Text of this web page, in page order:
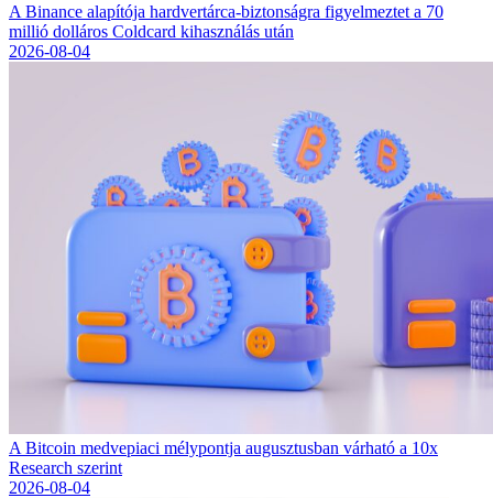
A Binance alapítója hardvertárca-biztonságra figyelmeztet a 70
millió dolláros Coldcard kihasználás után
2026-08-04
A Bitcoin medvepiaci mélypontja augusztusban várható a 10x
Research szerint
2026-08-04